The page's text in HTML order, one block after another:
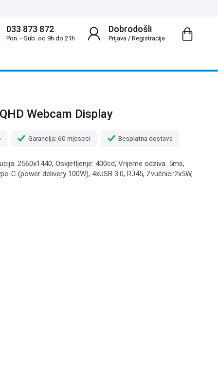
Dobrodošli
Prijava/ Registracija
033 873 872
Pon. - Sub. od 9h do 21h
Webcam Display
Garancija: 60 mjeseci Besplatna dostava
2560x1440, Osvjetljenje: 400cd, Vrijeme odziva: 5ms,
C (power delivery 100W), 4xUSB 3.0, RJ45, Zvučnici:2x5W,